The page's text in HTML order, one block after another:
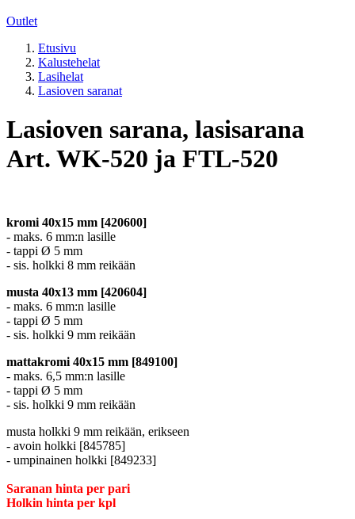
Outlet
Etusivu
Kalustehelat
Lasihelat
Lasioven saranat
Lasioven sarana, lasisarana
Art. WK-520 ja FTL-520
kromi 40x15 mm [420600]
- maks. 6 mm:n lasille
- tappi Ø 5 mm
- sis. holkki 8 mm reikään
musta 40x13 mm [420604]
- maks. 6 mm:n lasille
- tappi Ø 5 mm
- sis. holkki 9 mm reikään
mattakromi 40x15 mm [849100]
- maks. 6,5 mm:n lasille
- tappi Ø 5 mm
- sis. holkki 9 mm reikään
musta holkki 9 mm reikään, erikseen
- avoin holkki [845785]
- umpinainen holkki [849233]
Saranan hinta per pari
Holkin hinta per kpl